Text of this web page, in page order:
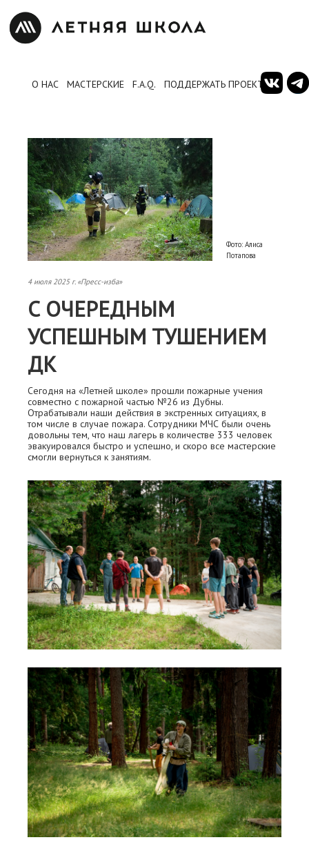
О НАС МАСТЕРСКИЕ F.A.Q. ПОДДЕРЖАТЬ ПРОЕКТ
Фото: Алиса
Потапова
4 июля 2025 г. «Пресс-изба»
С ОЧЕРЕДНЫМ
УСПЕШНЫМ ТУШЕНИЕМ
ДК
Сегодня на «Летней школе» прошли пожарные учения
совместно с пожарной частью №26 из Дубны.
Отрабатывали наши действия в экстренных ситуациях, в
том числе в случае пожара. Сотрудники МЧС были очень
довольны тем, что наш лагерь в количестве 333 человек
эвакуировался быстро и успешно, и скоро все мастерские
смогли вернуться к занятиям.